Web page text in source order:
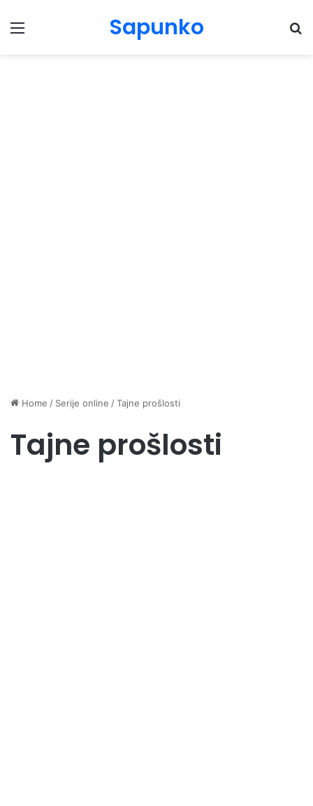
Menu Sapunko
Home / Serije online /Tajne prošlosti
Tajne prošlosti